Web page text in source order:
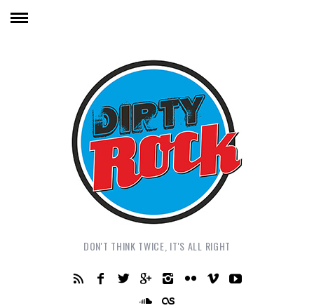
DON'T THINK TWICE, IT'S ALL RIGHT